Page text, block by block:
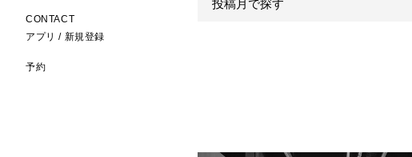
CONTACT
アプリ / 新規登録
予約